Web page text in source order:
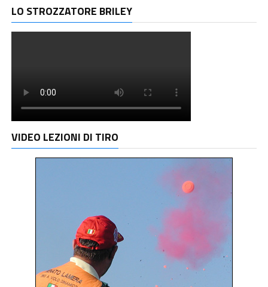
LO STROZZATORE BRILEY
VIDEO LEZIONI DI TIRO